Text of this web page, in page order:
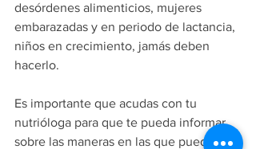
desórdenes alimenticios, mujeres
embarazadas y en periodo de lactancia,
niños en crecimiento, jamás deben
hacerlo.
Es importante que acudas con tu
nutrióloga para que te pueda informar
sobre las maneras en las que puedes